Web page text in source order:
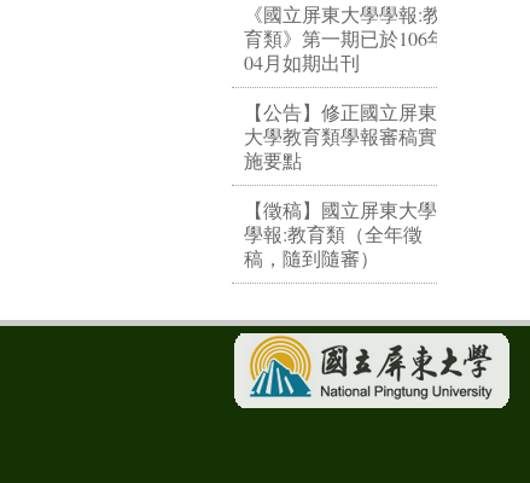
《國立屏東大學學報:教
育類》第一期已於106年
04月如期出刊
【公告】修正國立屏東
大學教育類學報審稿實
施要點
【徵稿】國立屏東大學
學報:教育類（全年徵
稿，隨到隨審）